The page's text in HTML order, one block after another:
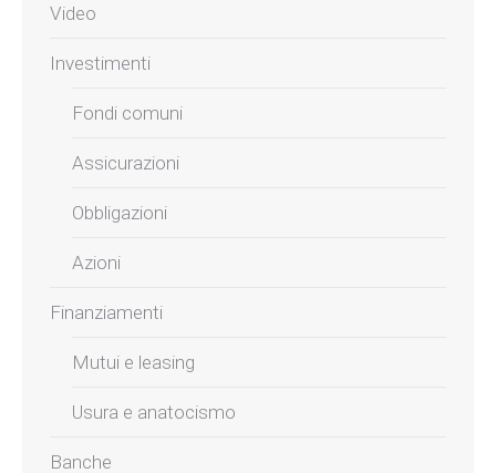
Video
Investimenti
Fondi comuni
Assicurazioni
Obbligazioni
Azioni
Finanziamenti
Mutui e leasing
Usura e anatocismo
Banche